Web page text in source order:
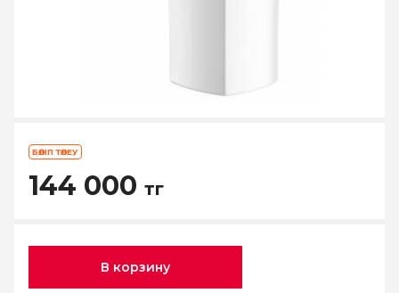
БӨЛІП ТӨЛЕУ
144 000 тг
В корзину